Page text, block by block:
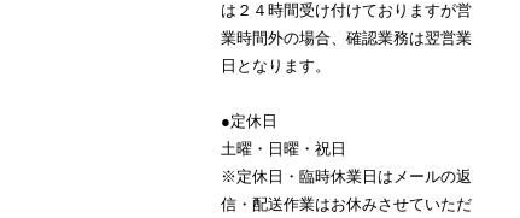
は２４時間受け付けておりますが営
業時間外の場合、確認業務は翌営業
日となります。
●定休日
土曜・日曜・祝日
※定休日・臨時休業日はメールの返
信・配送作業はお休みさせていただ